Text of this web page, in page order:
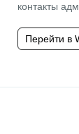
контакты
Перейти в